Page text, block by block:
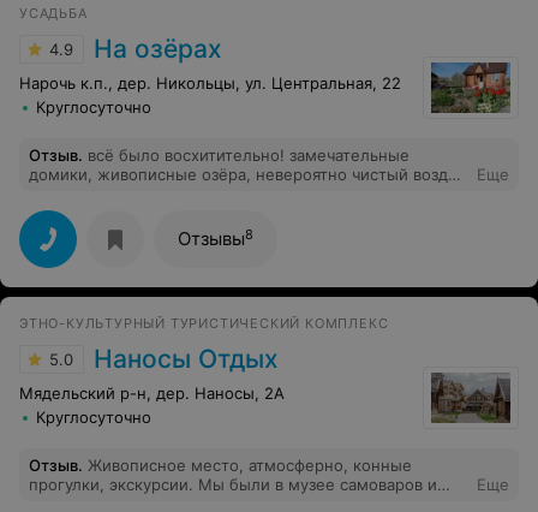
УСАДЬБА
4.9 На озёрах
Нарочь к.п., дер. Никольцы, ул. Центральная, 22
Круглосуточно
Отзыв. всё было восхитительно! замечательные
домики, живописные озёра, невероятно чистый воздух
советую,ехали с мужем за передышкой - а нашли
дзен!)
Еще
Отзывы8
ЭТНО-КУЛЬТУРНЫЙ ТУРИСТИЧЕСКИЙ КОМПЛЕКС
5.0 Наносы Отдых
Мядельский р-н, дер. Наносы, 2А
Круглосуточно
Отзыв. Живописное место, атмосферно, конные
прогулки, экскурсии. Мы были в музее самоваров и
Еще